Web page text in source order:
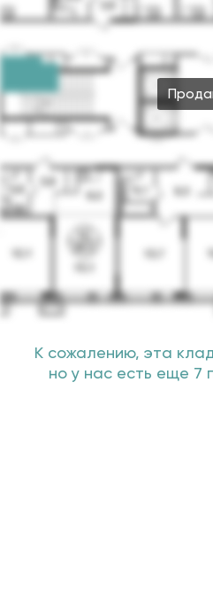
К сожалению, эта
но у нас есть еще 7